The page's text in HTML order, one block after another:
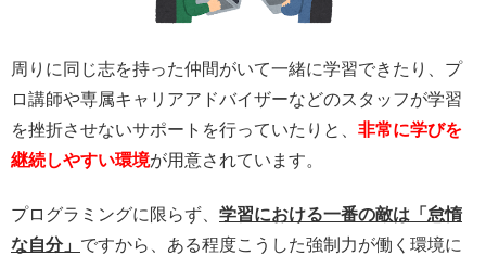
周りに同じ志を持った仲間がいて一緒に学習できたり、プ
ロ講師や専属キャリアアドバイザーなどのスタッフが学習
を挫折させないサポートを行っていたりと、 非常に学びを
継続しやすい環境が用意されています。
プログラミングに限らず、 学習における一番の敵は「怠惰
な自分」 ですから、ある程度こうした強制力が働く環境に